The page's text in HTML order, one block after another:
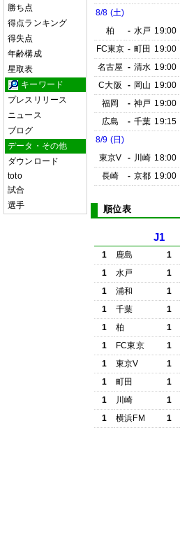
勝ち点
得点ランキング
得失点
年齢構成
星取表
キーワード
プレスリリース
ニュース
ブログ
データ・その他
ダウンロード
toto
試合
選手
8/8 (土)
柏
- 水戸 19:00
FC東京 - 町田 19:00
名古屋 - 清水 19:00
C大阪
- 岡山 19:00
福岡
- 神戸 19:00
広島
- 千葉 19:15
8/9 (日)
東京V
- 川崎 18:00
長崎
- 京都 19:00
順位表
J1
1 鹿島 1
1
水戸 1
1
浦和 1
1
千葉 1
1
柏 1
1
FC東京 1
1
東京V 1
1
町田 1
1
川崎 1
1
横浜FM 1